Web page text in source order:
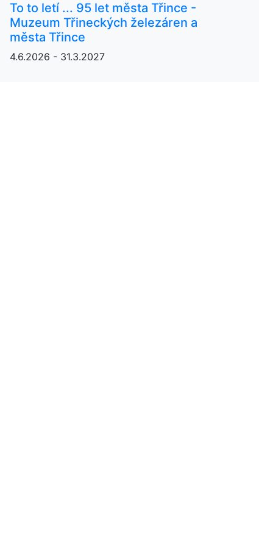
To to letí ... 95 let města Třince -
Muzeum Třineckých železáren a
města Třince
4.6.2026 - 31.3.2027